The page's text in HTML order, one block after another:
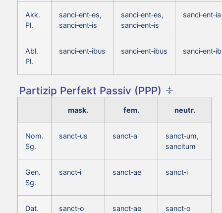
Akk.
Pl.
sanci‑ent‑es,
sanci‑ent‑is
sanci‑ent‑es,
sanci‑ent‑is
sanci‑ent‑ia
Abl.
Pl.
sanci‑ent‑ibus sanci‑ent‑ibus
Partizip Perfekt Passiv (PPP)
mask. fem. neutr.
Nom.
Sg.
sanct‑us sanct‑a
sanct‑um,
sancitum
Gen.
Sg.
sanct‑i sanct‑ae sanct‑i
Dat.
sanct‑o sanct‑ae sanct‑o